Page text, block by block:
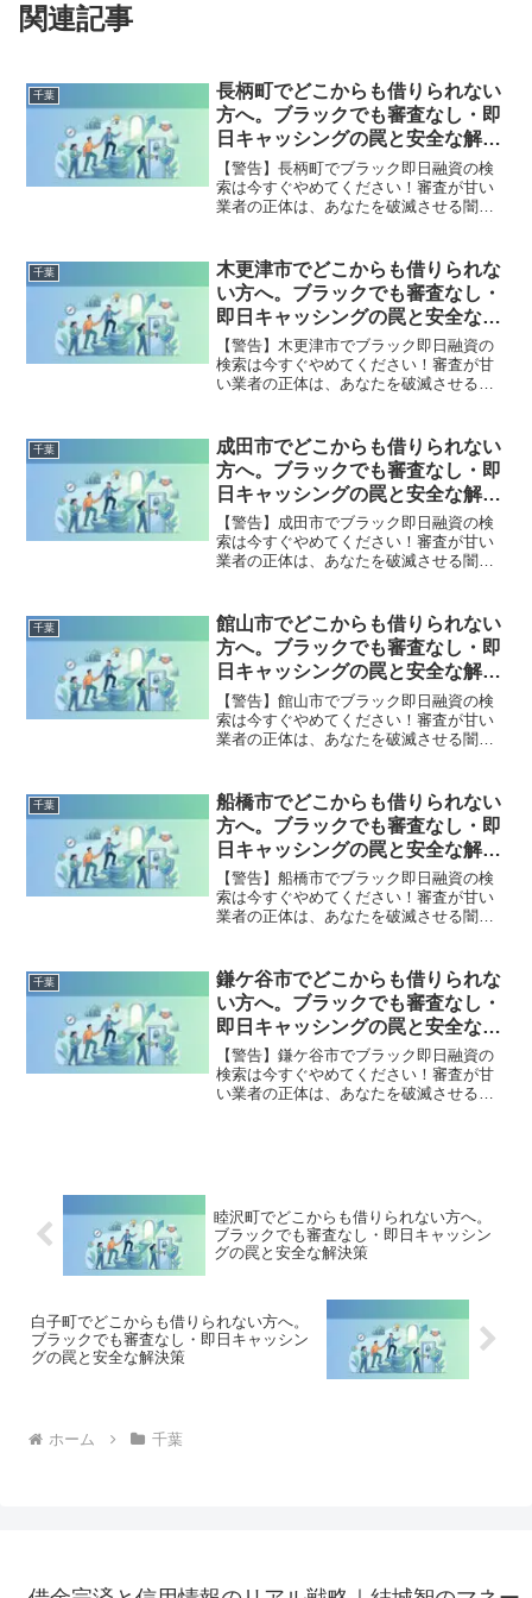
関連記事
千葉
長柄町でどこからも借りられない
方へ。ブラックでも審査なし・即
日キャッシングの罠と安全な解決
策
【警告】長柄町でブラック即日融資の検
索は今すぐやめてください！審査が甘い
業者の正体は、あなたを破滅させる闇金
町で違法業者を避け、借金地獄から抜け
出した方々の実体験と確実な解決策を完
全公開。
千葉
木更津市でどこからも借りられな
い方へ。ブラックでも審査なし・
即日キャッシングの罠と安全な解
決策
【警告】木更津市でブラック即日融資の
検索は今すぐやめてください！審査が甘
い業者の正体は、あなたを破滅させる闇
木更津市で違法業者を避け、借金地獄か
ら抜け出した方々の実体験と確実な解決
策を完全公開。
千葉
成田市でどこからも借りられない
方へ。ブラックでも審査なし・即
日キャッシングの罠と安全な解決
策
【警告】成田市でブラック即日融資の検
索は今すぐやめてください！審査が甘い
業者の正体は、あなたを破滅させる闇金
市で違法業者を避け、借金地獄から抜け
出した方々の実体験と確実な解決策を完
全公開。
千葉
館山市でどこからも借りられない
方へ。ブラックでも審査なし・即
日キャッシングの罠と安全な解決
策
【警告】館山市でブラック即日融資の検
索は今すぐやめてください！審査が甘い
業者の正体は、あなたを破滅させる闇金
市で違法業者を避け、借金地獄から抜け
出した方々の実体験と確実な解決策を完
全公開。
千葉
船橋市でどこからも借りられない
方へ。ブラックでも審査なし・即
日キャッシングの罠と安全な解決
策
【警告】船橋市でブラック即日融資の検
索は今すぐやめてください！審査が甘い
業者の正体は、あなたを破滅させる闇金
市で違法業者を避け、借金地獄から抜け
出した方々の実体験と確実な解決策を完
全公開。
千葉
鎌ケ谷市でどこからも借りられな
い方へ。ブラックでも審査なし・
即日キャッシングの罠と安全な解
決策
【警告】鎌ケ谷市でブラック即日融資の
検索は今すぐやめてください！審査が甘
い業者の正体は、あなたを破滅させる闇
睦沢町でどこからも借りられない方へ。
ブラックでも審査なし・即日キャッシン
グの罠と安全な解決策
白子町でどこからも借りられない方へ。
ブラックでも審査なし・即日キャッシン
グの罠と安全な解決策
ホーム 千葉